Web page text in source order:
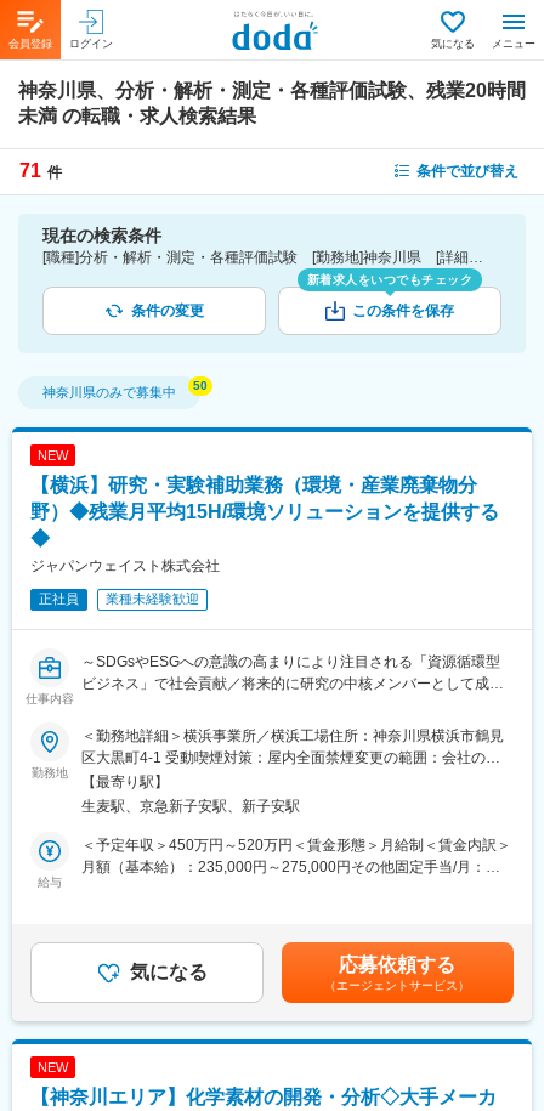
会員登録 ログイン 気になる メニュー
神奈川県、分析・解析・測定・各種評価試験、残業20時間
未満 の転職・求人検索結果
71 件 条件で並び替え
現在の検索条件
[職種]分析・解析・測定・各種評価試験 [勤務地]神奈川県 [詳細条件](休日・働き方)残業20時間未満
条件の変更
新着求人をいつでもチェック
この条件を保存
神奈川県のみで募集中
NEW
【横浜】研究・実験補助業務（環境・産業廃棄物分
野）◆残業月平均15H/環境ソリューションを提供する
◆
ジャパンウェイスト株式会社
正社員 業種未経験歓迎
仕事内容
～SDGsやESGへの意識の高まりにより注目される「資源循環型
ビジネス」で社会貢献／将来的に研究の中核メンバーとして成長
■業務内容：
廃棄物の収集・適正処理、再資源化を通して「資源循環型ビジネ
ス」に携わることができる社会貢献度の高い業務です。環境・資
源循環に関わる研究開発業務を、先輩社員の指導のもと段階的に
担当していただきます。
※ポジティブアクション（女性歓迎）求人です※
・環境負荷低減を目的とした技術・材料の検討サポート
・実験データの整理、分析、報告資料の作成
・大学・公的研究機関・関連団体との共同研究の補助業務
■ポジションの魅力：
勤務地
＜勤務地詳細＞横浜事業所／横浜工場住所：神奈川県横浜市鶴見
区大黒町4-1 受動喫煙対策：屋内全面禁煙変更の範囲：会社の定
める事業所
【最寄り駅】
生麦駅、京急新子安駅、新子安駅
給与
＜予定年収＞450万円～520万円＜賃金形態＞月給制＜賃金内訳＞
月額（基本給）：235,000円～275,000円その他固定手当/月：
選考を通じて上下する可能性があります。月給(月額)は固定手当を
含めた表記です。
気になる 応募依頼する
（エージェントサービス）
NEW
【神奈川エリア】化学素材の開発・分析◇大手メーカ